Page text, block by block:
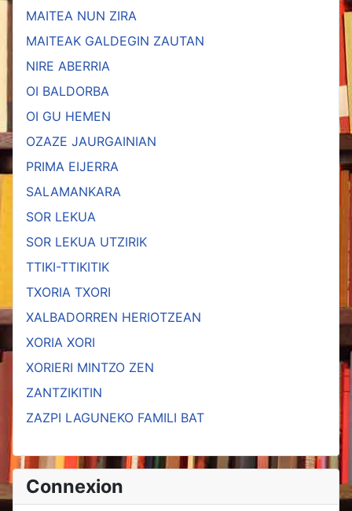
MAITEA NUN ZIRA
MAITEAK GALDEGIN ZAUTAN
NIRE ABERRIA
OI BALDORBA
OI GU HEMEN
OZAZE JAURGAINIAN
PRIMA EIJERRA
SALAMANKARA
SOR LEKUA
SOR LEKUA UTZIRIK
TTIKI-TTIKITIK
TXORIA TXORI
XALBADORREN HERIOTZEAN
XORIA XORI
XORIERI MINTZO ZEN
ZANTZIKITIN
ZAZPI LAGUNEKO FAMILI BAT
Connexion